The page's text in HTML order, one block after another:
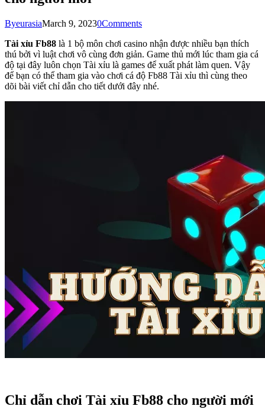
ByeurasiaMarch 9, 20230Comments
Tài xỉu Fb88 là 1 bộ môn chơi casino nhận được nhiều bạn thích
thú bởi vì luật chơi vô cùng đơn giản. Game thủ mới lúc tham gia cá
độ tại đây luôn chọn Tài xỉu là games để xuất phát làm quen. Vậy
để bạn có thể tham gia vào chơi cá độ Fb88 Tài xỉu thì cùng theo
dõi bài viết chỉ dẫn cho tiết dưới đây nhé.
Chỉ dẫn chơi Tài xỉu Fb88 cho người mới